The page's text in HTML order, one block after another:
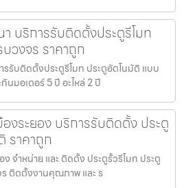
บริการรับติดตั้งประตูรีโมท
วงจร ราคาถูก
รับติดตั้งประตูรีโมท ประตูอัตโนมัติ แบบ
มอเตอร์ 5 ปี อะไหล่ 2 ปี
งระยอง บริการรับติดตั้ง ประตู
ราคาถูก
จำหน่าย และ ติดตั้ง ประตูรั้วรีโมท ประตู
ติดตั้งงานคุณภาพ และ ร